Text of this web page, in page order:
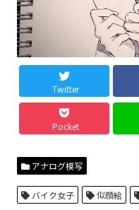
Twitter
Pocket
アナログ模写
バイク女子 似顔絵